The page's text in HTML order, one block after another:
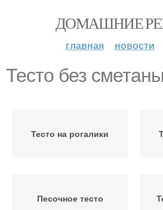
ДОМАШНИЕ
главная новости
Тесто без сметаны
Тесто на рогалики
Песочное тесто